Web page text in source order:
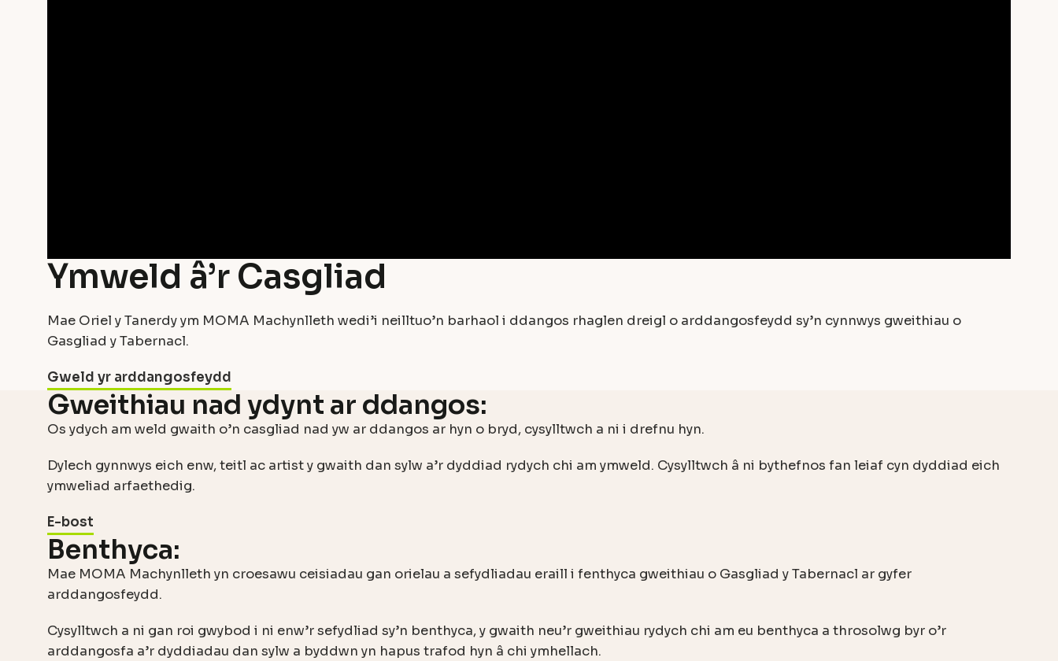
Ymweld â’r Casgliad
Mae Oriel y Tanerdy ym MOMA Machynlleth wedi’i neilltuo’n barhaol i ddangos rhaglen dreigl o arddangosfeydd sy’n cynnwys gweithiau o
Gasgliad y Tabernacl.
Gweld yr arddangosfeydd
Gweithiau nad ydynt ar ddangos:
Os ydych am weld gwaith o’n casgliad nad yw ar ddangos ar hyn o bryd, cysylltwch a ni i drefnu hyn.
Dylech gynnwys eich enw, teitl ac artist y gwaith dan sylw a’r dyddiad rydych chi am ymweld. Cysylltwch â ni bythefnos fan leiaf cyn dyddiad eich
ymweliad arfaethedig.
E-bost
Benthyca:
Mae MOMA Machynlleth yn croesawu ceisiadau gan orielau a sefydliadau eraill i fenthyca gweithiau o Gasgliad y Tabernacl ar gyfer
arddangosfeydd.
Cysylltwch a ni gan roi gwybod i ni enw’r sefydliad sy’n benthyca, y gwaith neu’r gweithiau rydych chi am eu benthyca a throsolwg byr o’r
arddangosfa a’r dyddiadau dan sylw a byddwn yn hapus trafod hyn â chi ymhellach.